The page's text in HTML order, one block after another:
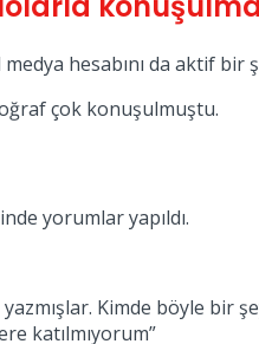
hesabını da aktif bir
çok konuşulmuştu.
yorumlar yapıldı.
Kimde böyle bir
katılmıyorum”